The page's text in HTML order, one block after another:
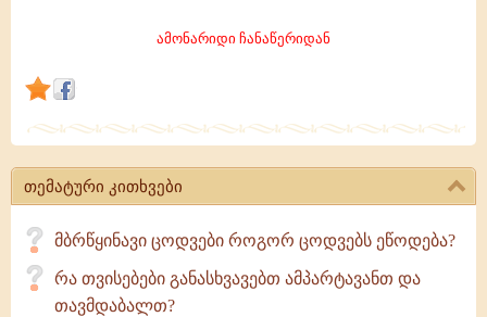
აქვს
სურვილი,
ამონარიდი ჩანაწერიდან
თემატური კითხვები
მბრწყინავი ცოდვები როგორ ცოდვებს ეწოდება?
რა თვისებები განასხვავებთ ამპარტავანთ და
თავმდაბალთ?